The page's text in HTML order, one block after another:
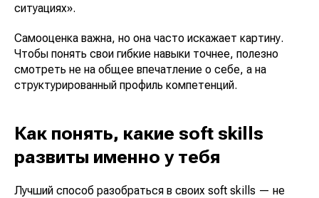
ситуациях».
Самооценка важна, но она часто искажает картину.
Чтобы понять свои гибкие навыки точнее, полезно
смотреть не на общее впечатление о себе, а на
структурированный профиль компетенций.
Как понять, какие soft skills
развиты именно у тебя
Лучший способ разобраться в своих soft skills — не